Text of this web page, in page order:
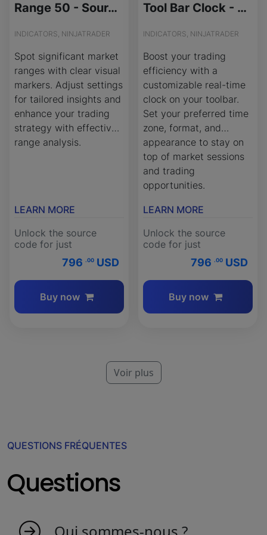
Range 50 - Source Code
INDICATORS, NINJATRADER
Spot significant market
ranges with clear visual
markers. Adjust settings
for tailored insights and
enhance your trading
strategy with effective
range analysis.
LEARN MORE
Unlock the source
code for just
796 .00 USD
Buy now
Tool Bar Clock - Source Code
INDICATORS, NINJATRADER
Boost your trading
efficiency with a
customizable real-time
clock on your toolbar.
Set your preferred time
zone, format, and
appearance to stay on
top of market sessions
and trading
opportunities.
LEARN MORE
Unlock the source
code for just
796 .00 USD
Buy now
Voir plus
QUESTIONS FRÉQUENTES
Questions